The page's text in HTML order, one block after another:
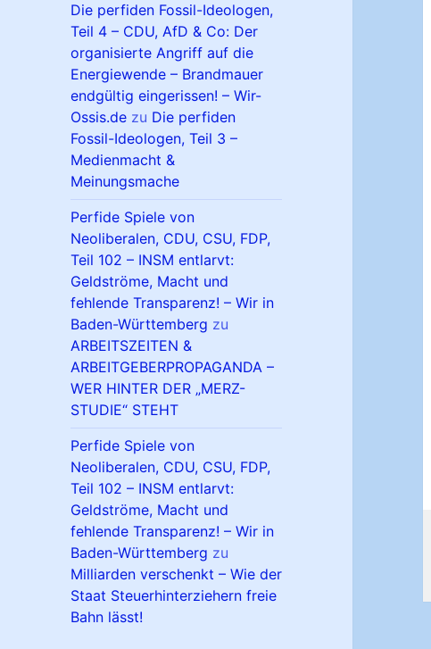
Die perfiden Fossil-Ideologen,
Teil 4 – CDU, AfD & Co: Der
organisierte Angriff auf die
Energiewende – Brandmauer
endgültig eingerissen! – Wir-
Ossis.de zu Die perfiden
Fossil-Ideologen, Teil 3 –
Medienmacht &
Meinungsmache
Perfide Spiele von
Neoliberalen, CDU, CSU, FDP,
Teil 102 – INSM entlarvt:
Geldströme, Macht und
fehlende Transparenz! – Wir in
Baden-Württemberg zu
ARBEITSZEITEN &
ARBEITGEBERPROPAGANDA –
WER HINTER DER „MERZ-
STUDIE“ STEHT
Perfide Spiele von
Neoliberalen, CDU, CSU, FDP,
Teil 102 – INSM entlarvt:
Geldströme, Macht und
fehlende Transparenz! – Wir in
Baden-Württemberg zu
Milliarden verschenkt – Wie der
Staat Steuerhinterziehern freie
Bahn lässt!